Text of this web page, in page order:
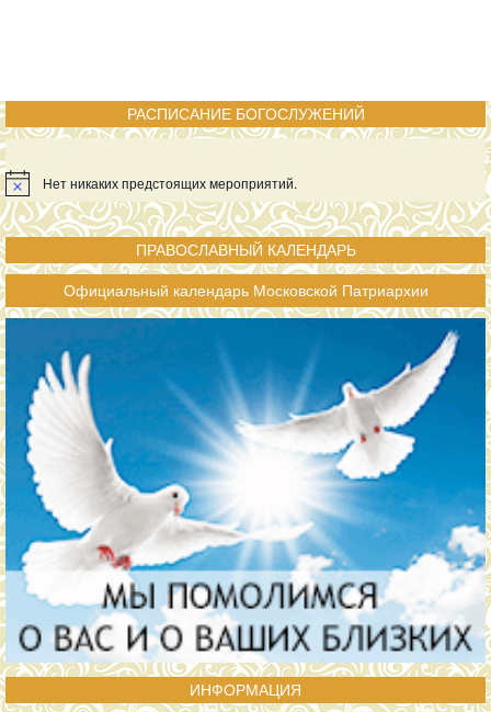
РАСПИСАНИЕ БОГОСЛУЖЕНИЙ
Нет никаких предстоящих мероприятий.
ПРАВОСЛАВНЫЙ КАЛЕНДАРЬ
Официальный календарь Московской Патриархии
ИНФОРМАЦИЯ